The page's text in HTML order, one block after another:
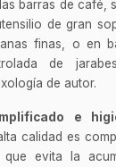
barras de café,
de gran
finas, o en
de
de autor.
e
calidad es
que evita la